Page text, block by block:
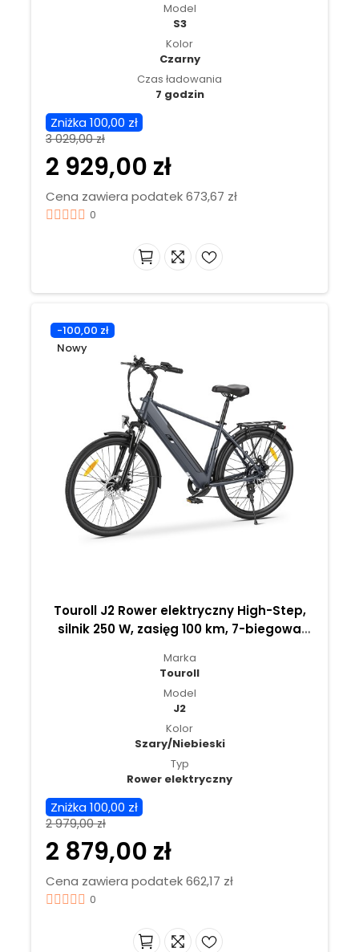
Model
S3
Kolor
Czarny
Czas ładowania
7 godzin
Zniżka 100,00 zł
3 029,00 zł
2 929,00 zł
Cena zawiera podatek 673,67 zł
0
-100,00 zł
Nowy
Touroll J2 Rower elektryczny High-Step,
silnik 250 W, zasięg 100 km, 7-biegowa
Marka
Touroll
Model
J2
Kolor
Szary/Niebieski
Typ
Rower elektryczny
Zniżka 100,00 zł
2 979,00 zł
2 879,00 zł
Cena zawiera podatek 662,17 zł
0